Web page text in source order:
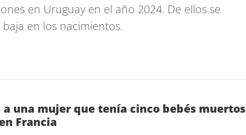
en Uruguay en el año 2024. De ellos se
en los nacimientos.
una mujer que tenía cinco bebés muertos
Francia